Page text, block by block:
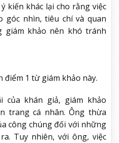
kiến khác lại cho rằng việc
góc nhìn, tiêu chí và quan
giám khảo nên khó tránh
điểm 1 từ giám khảo này.
của khán giả, giám khảo
trang cá nhân. Ông thừa
công chúng đối với những
Tuy nhiên, với ông, việc